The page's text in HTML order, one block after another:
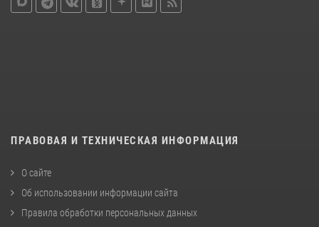
ПРАВОВАЯ И ТЕХНИЧЕСКАЯ ИНФОРМАЦИЯ
О сайте
Об использовании информации сайта
Правила обработки персональных данных